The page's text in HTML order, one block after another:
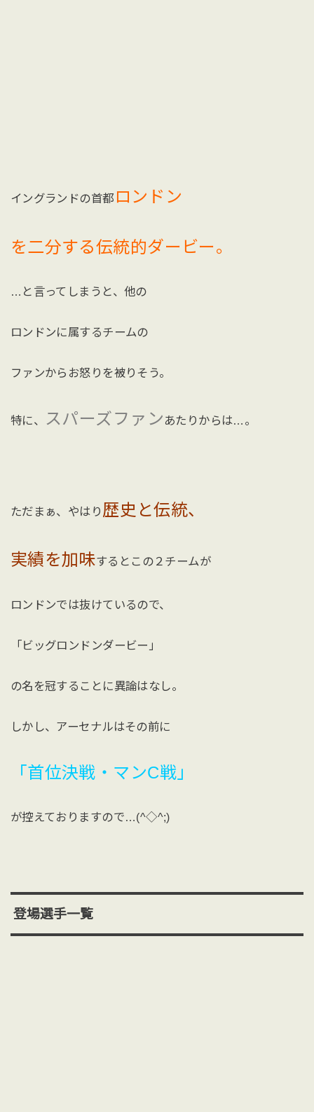
イングランドの首都 ロンドン
を二分する伝統的ダービー。
…と言ってしまうと、他の
ロンドンに属するチームの
ファンからお怒りを被りそう。
特に、 スパーズファン あたりからは…。
ただまぁ、やはり 歴史と伝統、
実績を加味するとこの２チームが
ロンドンでは抜けているので、
「ビッグロンドンダービー」
の名を冠することに異論はなし。
しかし、アーセナルはその前に
「首位決戦・マンC戦」
が控えておりますので…(^◇^;)
登場選手一覧